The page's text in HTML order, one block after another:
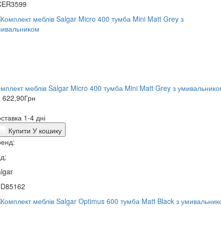
меблів Salgar Micro 400 тумба Mini Matt Grey з
622,90Грн
1-4 дні
Купити У кошику